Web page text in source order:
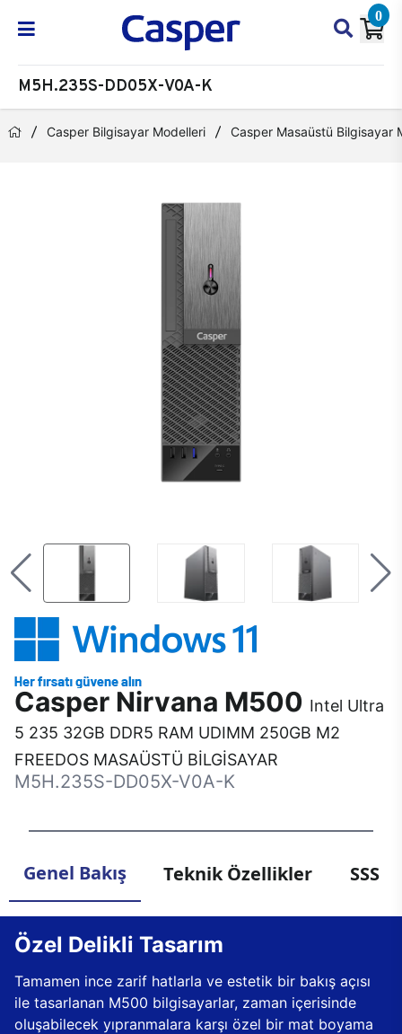
0
M5H.235S-DD05X-V0A-K
Casper Bilgisayar Modelleri Casper Masaüstü Bilgisayar
Casper Nirvana M500 Intel Ultra
5 235 32GB DDR5 RAM UDIMM 250GB M2
FREEDOS MASAÜSTÜ BİLGİSAYAR
M5H.235S-DD05X-V0A-K
Genel Bakış Teknik Özellikler SSS
Özel Delikli Tasarım
Tamamen ince zarif hatlarla ve estetik bir bakış açısı
ile tasarlanan M500 bilgisayarlar, zaman içerisinde
oluşabilecek yıpranmalara karşı özel bir mat boyama